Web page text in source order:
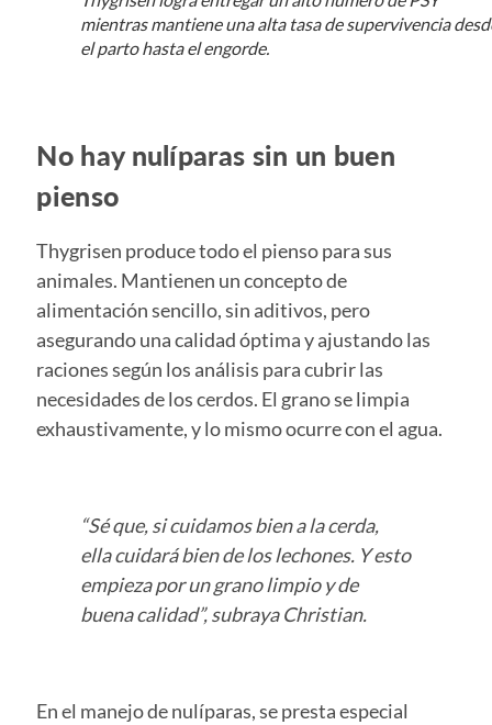
mientras mantiene una alta tasa de supervivencia
el parto hasta el engorde.
No hay nulíparas sin un buen
pienso
Thygrisen produce todo el pienso para sus
animales. Mantienen un concepto de
alimentación sencillo, sin aditivos, pero
asegurando una calidad óptima y ajustando las
raciones según los análisis para cubrir las
necesidades de los cerdos. El grano se limpia
exhaustivamente, y lo mismo ocurre con el agua.
“Sé que, si cuidamos bien a la cerda,
ella cuidará bien de los lechones. Y esto
empieza por un grano limpio y de
buena calidad”, subraya Christian.
En el manejo de nulíparas, se presta especial